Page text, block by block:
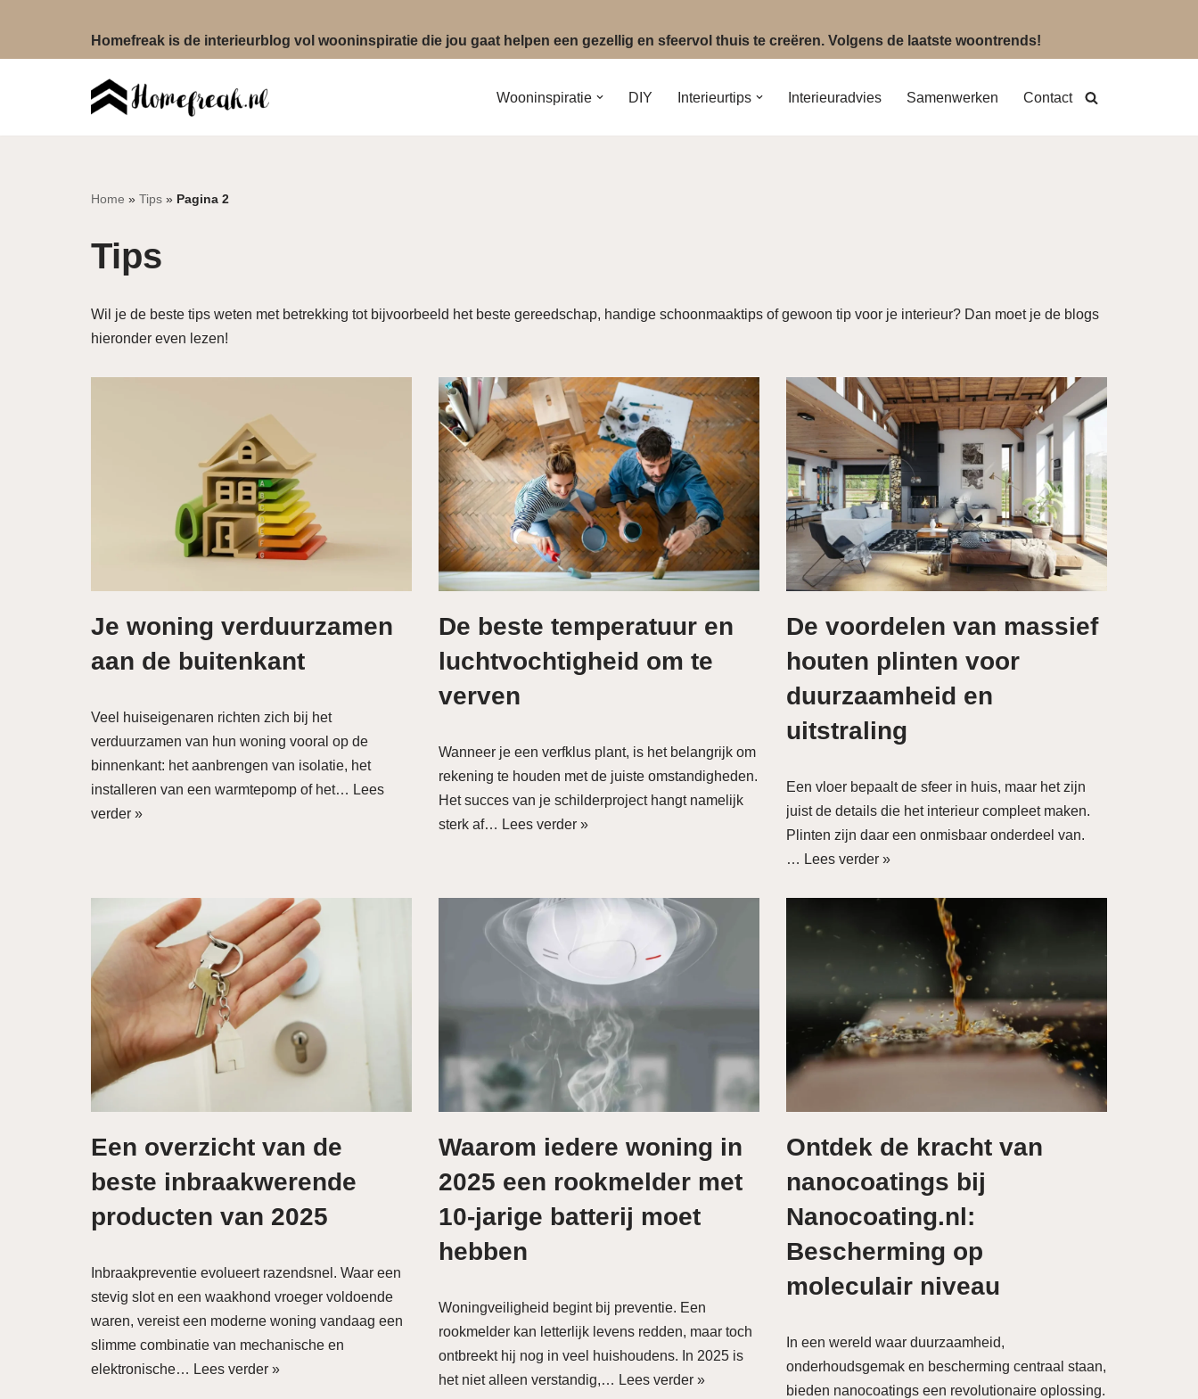
Homefreak is de interieurblog vol wooninspiratie die jou gaat helpen een gezellig en sfeervol thuis te creëren. Volgens de laatste woontrends!
Wooninspiratie DIY Interieurtips Interieuradvies Samenwerken Contact
Home » Tips » Pagina 2
Tips
Wil je de beste tips weten met betrekking tot bijvoorbeeld het beste gereedschap, handige schoonmaaktips of gewoon tip voor je interieur? Dan moet je de blogs
hieronder even lezen!
Je woning verduurzamen
aan de buitenkant
Veel huiseigenaren richten zich bij het
verduurzamen van hun woning vooral op de
binnenkant: het aanbrengen van isolatie, het
installeren van een warmtepomp of het… Lees
verder »
De beste temperatuur en
luchtvochtigheid om te
verven
Wanneer je een verfklus plant, is het belangrijk om
rekening te houden met de juiste omstandigheden.
Het succes van je schilderproject hangt namelijk
sterk af… Lees verder »
De voordelen van massief
houten plinten voor
duurzaamheid en
uitstraling
Een vloer bepaalt de sfeer in huis, maar het zijn
juist de details die het interieur compleet maken.
Plinten zijn daar een onmisbaar onderdeel van.
… Lees verder »
Een overzicht van de
beste inbraakwerende
producten van 2025
Inbraakpreventie evolueert razendsnel. Waar een
stevig slot en een waakhond vroeger voldoende
waren, vereist een moderne woning vandaag een
slimme combinatie van mechanische en
elektronische… Lees verder »
Waarom iedere woning in
2025 een rookmelder met
10-jarige batterij moet
hebben
Woningveiligheid begint bij preventie. Een
rookmelder kan letterlijk levens redden, maar toch
ontbreekt hij nog in veel huishoudens. In 2025 is
het niet alleen verstandig,… Lees verder »
Ontdek de kracht van
nanocoatings bij
Nanocoating.nl:
Bescherming op
moleculair niveau
In een wereld waar duurzaamheid,
onderhoudsgemak en bescherming centraal staan,
bieden nanocoatings een revolutionaire oplossing.